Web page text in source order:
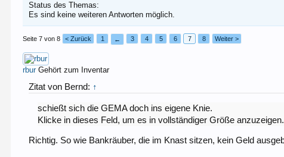
Status des Themas:
Es sind keine weiteren Antworten möglich.
Seite 7 von 8 < Zurück 1 ← 3 4 5 6 7 8 Weiter >
rbur Gehört zum Inventar
Zitat von Bernd: ↑
schießt sich die GEMA doch ins eigene Knie.
Klicke in dieses Feld, um es in vollständiger Größe anzuzeigen.
Richtig. So wie Bankräuber, die im Knast sitzen, kein Geld